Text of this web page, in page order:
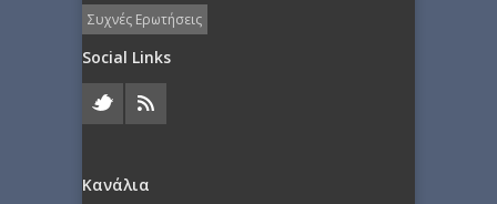
Συχνές Ερωτήσεις
Social Links
Κανάλια